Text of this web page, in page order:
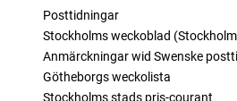
Posttidningar
träffar
träffar
träffar
Götheborgs weckolista
träffar
Stockholms stads pris-courant